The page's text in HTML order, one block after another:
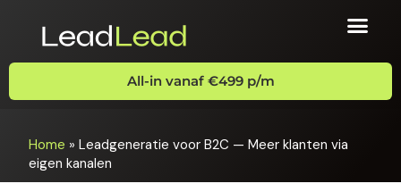
All-in vanaf €499 p/m
Home »Leadgeneratie voor B2C — Meer klanten via
eigen kanalen